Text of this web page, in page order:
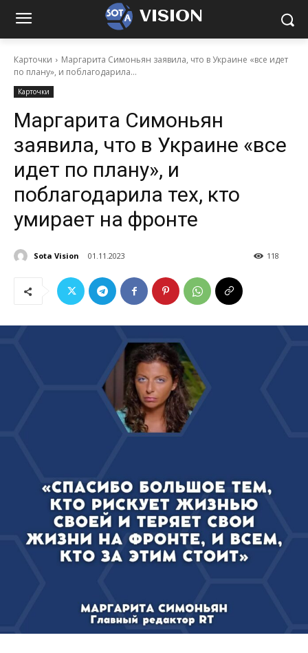
VISION
Карточки
Маргарита Симоньян заявила, что в Украине «все идет
по плану», и поблагодарила...
Карточки
Маргарита Симоньян
заявила, что в Украине «все
идет по плану», и
поблагодарила тех, кто
умирает на фронте
Sota Vision 01.11.2023 118